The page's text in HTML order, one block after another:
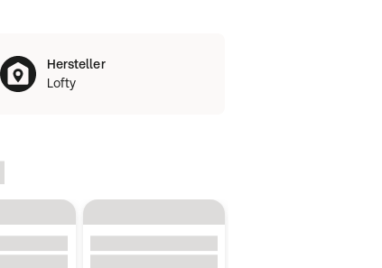
Hersteller
Lofty